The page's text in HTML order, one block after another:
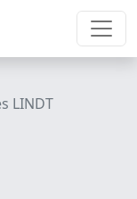
LINDT